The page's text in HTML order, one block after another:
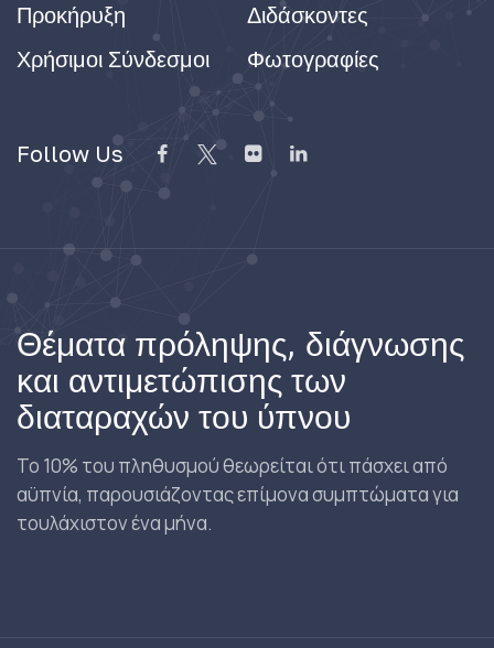
Προκήρυξη
Διδάσκοντες
Χρήσιμοι Σύνδεσμοι
Φωτογραφίες
Follow Us
Θέματα πρόληψης, διάγνωσης
και αντιμετώπισης των
διαταραχών του ύπνου
Το 10% του πληθυσμού θεωρείται ότι πάσχει από
αϋπνία, παρουσιάζοντας επίμονα συμπτώματα για
τουλάχιστον ένα μήνα.